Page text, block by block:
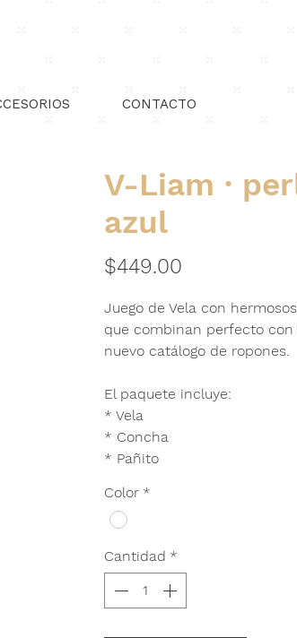
CONTACTO
V-Liam ·
azul
$449.00
Juego de Vela con
que combinan perfecto con
nuevo catálogo de ropones.
El paquete incluye:
* Vela
* Concha
* Pañito
Color *
Cantidad *